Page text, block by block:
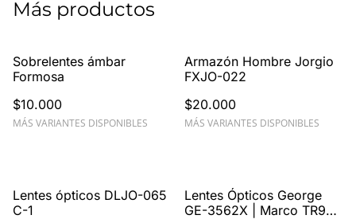
Más productos
Sobrelentes ámbar
Formosa
$10.000
MÁS VARIANTES DISPONIBLES
Armazón Hombre Jorgio
FXJO-022
$20.000
MÁS VARIANTES DISPONIBLES
Lentes ópticos DLJO-065
C-1
Lentes Ópticos George
GE-3562X | Marco TR90